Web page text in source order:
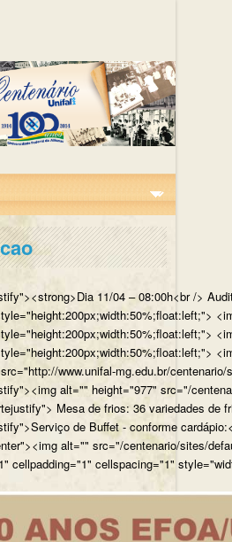
11/04 – 08:00h<br />
www.unifal-mg.edu.br/
alt="" height="977" src="/
Mesa de frios: 36 variedades de
de Buffet - conforme
alt="" src="/centenario/sites/
cellpadding="1" cellspacing="1"